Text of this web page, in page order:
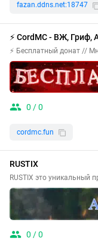
fazan.ddns.net:18747
⚡ CordMC - ВЖ,
⚡ Бесплатный донат //
0 / 0
cordmc.fun
RUSTIX
RUSTIX это уникальный
0 / 0